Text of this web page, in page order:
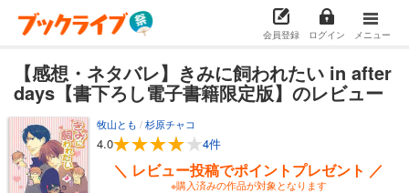
会員登録 ログイン メニュー
【感想・ネタバレ】きみに飼われたい in after
days【書下ろし電子書籍限定版】のレビュー
牧山とも /杉原チャコ
4.0 4件
＼ レビュー投稿でポイントプレゼント ／
※購入済みの作品が対象となります